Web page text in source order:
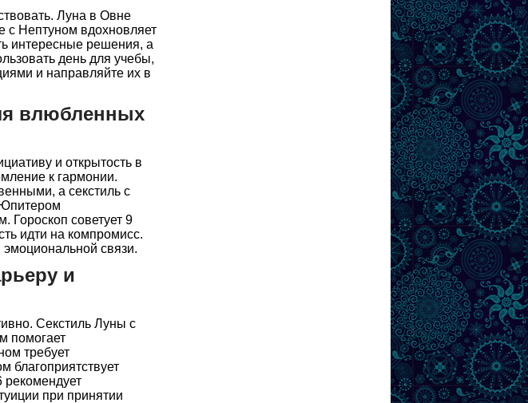
Луна в Овне
с Нептуном вдохновляет
интересные решения, а
день для учебы,
и направляйте их в
влюбленных
и открытость в
к гармонии.
а секстиль с
Гороскоп советует 9
идти на компромисс.
связи.
и
Секстиль Луны с
помогает
требует
благоприятствует
при принятии